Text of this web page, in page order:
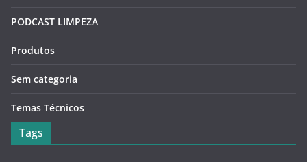
PODCAST LIMPEZA
Produtos
Sem categoria
Temas Técnicos
Tags